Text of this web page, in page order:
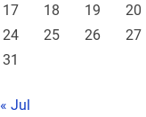
17
18 19 20
24
25 26 27
31
« Jul